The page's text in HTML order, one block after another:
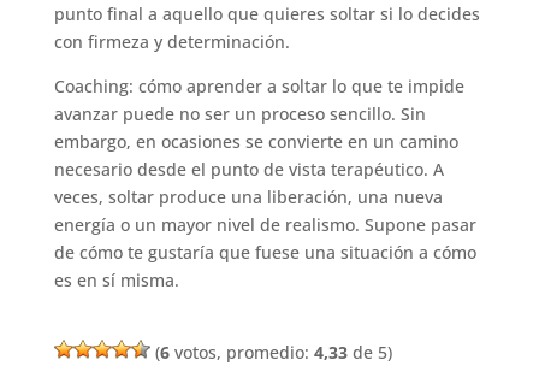
punto final a aquello que quieres soltar si lo decides
con firmeza y determinación.
Coaching: cómo aprender a soltar lo que te impide
avanzar puede no ser un proceso sencillo. Sin
embargo, en ocasiones se convierte en un camino
necesario desde el punto de vista terapéutico. A
veces, soltar produce una liberación, una nueva
energía o un mayor nivel de realismo. Supone pasar
de cómo te gustaría que fuese una situación a cómo
es en sí misma.
(6votos, promedio: 4,33de 5)